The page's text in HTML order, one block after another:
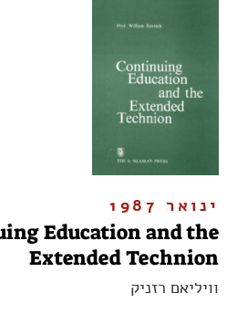
ינואר 1987
Education and the
Extended Technion
וויליאם רזניק